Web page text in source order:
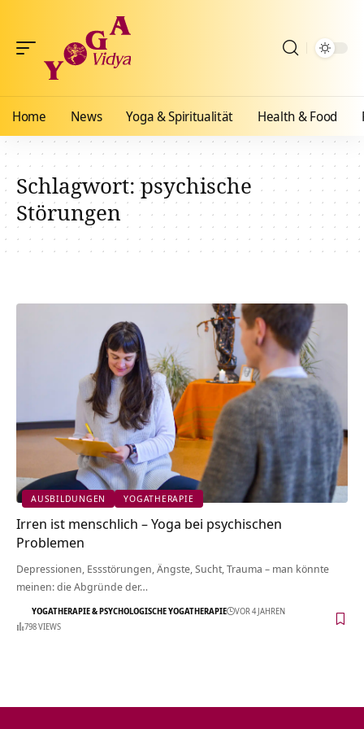
Home News Yoga & Spiritualität Health & Food
Schlagwort:psychische
Störungen
AUSBILDUNGEN YOGATHERAPIE
Irren ist menschlich – Yoga bei psychischen
Problemen
Depressionen, Essstörungen, Ängste, Sucht, Trauma – man könnte
meinen: die Abgründe der…
YOGATHERAPIE & PSYCHOLOGISCHE YOGATHERAPIE
VOR 4 JAHREN
798 VIEWS